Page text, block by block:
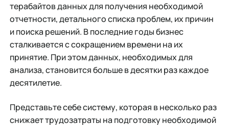
терабайтов данных для получения необходимой
отчетности, детального списка проблем, их причин
и поиска решений. В последние годы бизнес
сталкивается с сокращением времени на их
принятие. При этом данных, необходимых для
анализа, становится больше в десятки раз каждое
десятилетие.
Представьте себе систему, которая в несколько раз
снижает трудозатраты на подготовку необходимой